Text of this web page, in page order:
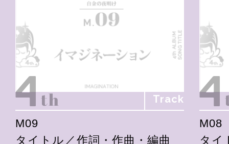
Track
M09
タイトル／作詞・作曲・編曲
M08
タイ